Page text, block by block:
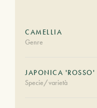
CAMELLIA
Genre
JAPONICA 'ROSSO'
Specie/varietà